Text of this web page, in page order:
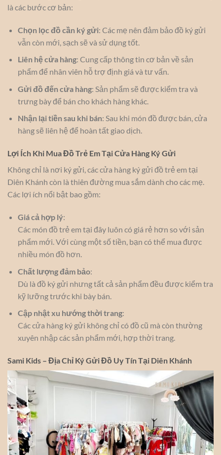
là các bước cơ bản:
Chọn lọc đồ cần ký gửi: Các mẹ nên đảm bảo đồ ký gửi
vẫn còn mới, sạch sẽ và sử dụng tốt.
Liên hệ cửa hàng: Cung cấp thông tin cơ bản về sản
phẩm để nhân viên hỗ trợ định giá và tư vấn.
Gửi đồ đến cửa hàng: Sản phẩm sẽ được kiểm tra và
trưng bày để bán cho khách hàng khác.
Nhận lại tiền sau khi bán: Sau khi món đồ được bán, cửa
hàng sẽ liên hệ để hoàn tất giao dịch.
Lợi Ích Khi Mua Đồ Trẻ Em Tại Cửa Hàng Ký Gửi
Không chỉ là nơi ký gửi, các cửa hàng ký gửi đồ trẻ em tại
Diên Khánh còn là thiên đường mua sắm dành cho các mẹ.
Các lợi ích nổi bật bao gồm:
Giá cả hợp lý:
Các món đồ trẻ em tại đây luôn có giá rẻ hơn so với sản
phẩm mới. Với cùng một số tiền, bạn có thể mua được
nhiều món đồ hơn.
Chất lượng đảm bảo:
Dù là đồ ký gửi nhưng tất cả sản phẩm đều được kiểm tra
kỹ lưỡng trước khi bày bán.
Cập nhật xu hướng thời trang:
Các cửa hàng ký gửi không chỉ có đồ cũ mà còn thường
xuyên nhập các sản phẩm mới, hợp thời trang.
Sami Kids – Địa Chỉ Ký Gửi Đồ Uy Tín Tại Diên Khánh